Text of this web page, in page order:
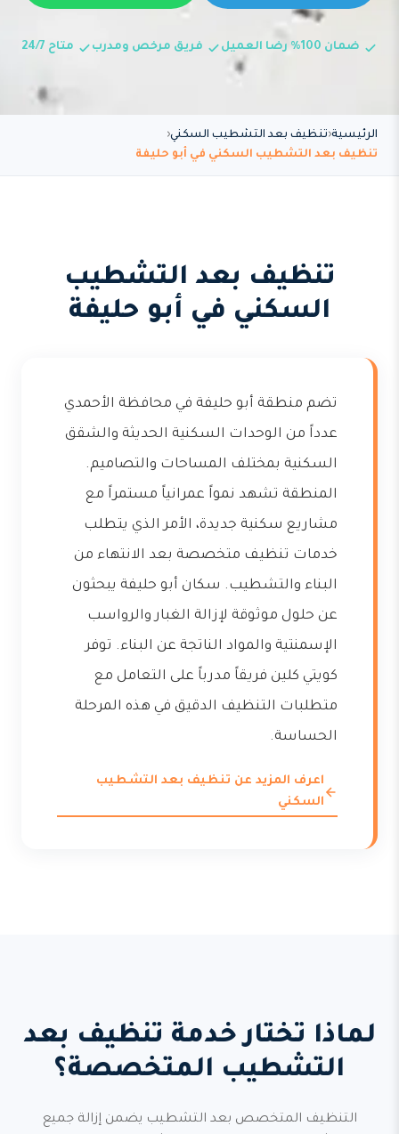
ضمان 100% رضا العميل فريق مرخص ومدرب متاح 24/7
الرئيسية تنظيف بعد التشطيب السكني
تنظيف بعد التشطيب السكني في أبو حليفة
تنظيف بعد التشطيب
السكني في أبو حليفة
تضم منطقة أبو حليفة في محافظة الأحمدي
عدداً من الوحدات السكنية الحديثة والشقق
السكنية بمختلف المساحات والتصاميم.
المنطقة تشهد نمواً عمرانياً مستمراً مع
مشاريع سكنية جديدة، الأمر الذي يتطلب
خدمات تنظيف متخصصة بعد الانتهاء من
البناء والتشطيب. سكان أبو حليفة يبحثون
عن حلول موثوقة لإزالة الغبار والرواسب
الإسمنتية والمواد الناتجة عن البناء. توفر
كويتي كلين فريقاً مدرباً على التعامل مع
متطلبات التنظيف الدقيق في هذه المرحلة
الحساسة.
اعرف المزيد عن تنظيف بعد التشطيب
السكني
لماذا تختار خدمة تنظيف بعد
التشطيب المتخصصة؟
التنظيف المتخصص بعد التشطيب يضمن إزالة جميع